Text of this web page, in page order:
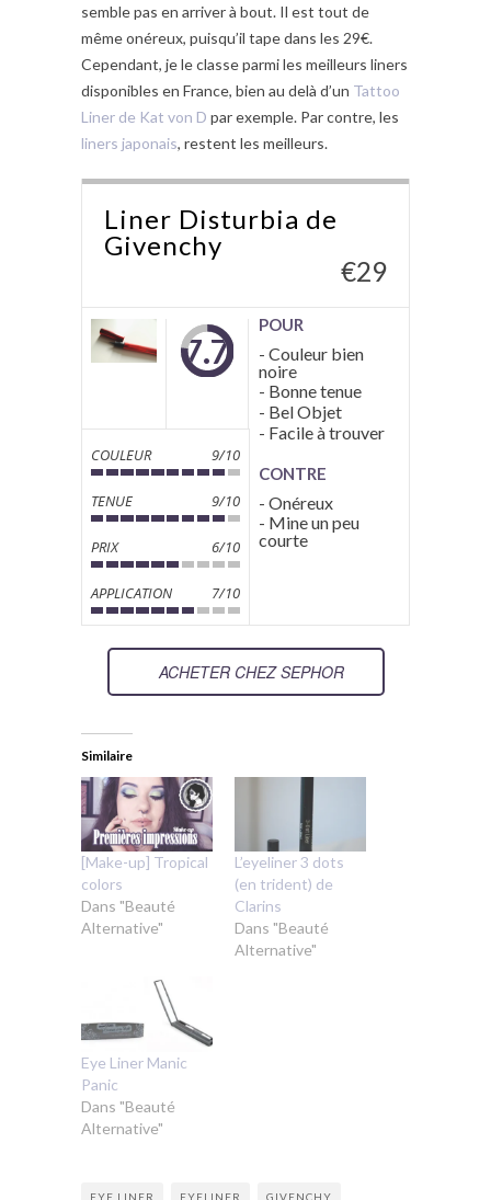
semble pas en arriver à bout. Il est tout de
même onéreux, puisqu’il tape dans les 29€.
Cependant, je le classe parmi les meilleurs liners
disponibles en France, bien au delà d’un Tattoo
Liner de Kat von D par exemple. Par contre, les
liners japonais, restent les meilleurs.
Liner Disturbia de
Givenchy
€29
7.7
COULEUR 9/10
TENUE 9/10
PRIX 6/10
APPLICATION 7/10
POUR
- Couleur bien
noire
- Bonne tenue
- Bel Objet
- Facile à trouver
CONTRE
- Onéreux
- Mine un peu
courte
ACHETER CHEZ SEPHOR
Similaire
[Make-up] Tropical
colors
Dans "Beauté
Alternative"
L’eyeliner 3 dots
(en trident) de
Clarins
Dans "Beauté
Alternative"
Eye Liner Manic
Panic
Dans "Beauté
Alternative"
EYE LINER EYELINER GIVENCHY